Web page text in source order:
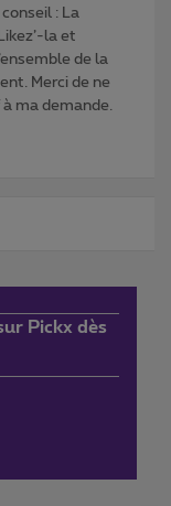
: La
la et
de la
Merci de ne
ma demande.
Pickx dès